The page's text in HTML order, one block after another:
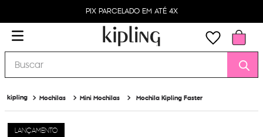
PIX PARCELADO EM ATÉ 4X
Buscar
Mochilas Mini Mochilas Mochila Kipling Faster
LANÇAMENTO